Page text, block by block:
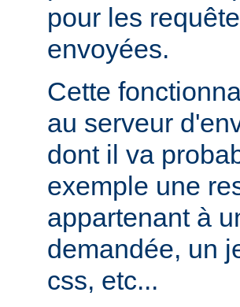
pour les
envoyées.
Cette
au serveur
dont il va
exemple une
appartenant à
demandée, un
css, etc...